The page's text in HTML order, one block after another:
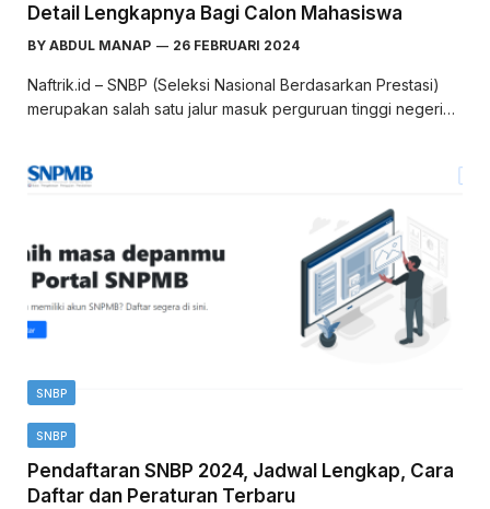
Detail Lengkapnya Bagi Calon Mahasiswa
BY ABDUL MANAP 26 FEBRUARI 2024
Naftrik.id – SNBP (Seleksi Nasional Berdasarkan Prestasi)
merupakan salah satu jalur masuk perguruan tinggi negeri…
SNBP
SNBP
Pendaftaran SNBP 2024, Jadwal Lengkap, Cara
Daftar dan Peraturan Terbaru